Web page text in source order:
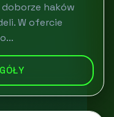
haków
W ofercie